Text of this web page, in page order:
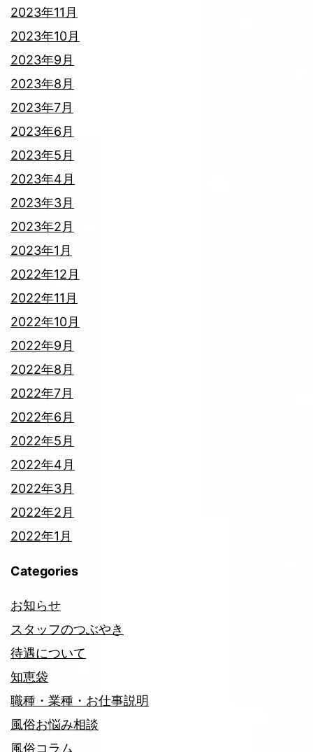
2023年11月
2023年10月
2023年9月
2023年8月
2023年7月
2023年6月
2023年5月
2023年4月
2023年3月
2023年2月
2023年1月
2022年12月
2022年11月
2022年10月
2022年9月
2022年8月
2022年7月
2022年6月
2022年5月
2022年4月
2022年3月
2022年2月
2022年1月
Categories
お知らせ
スタッフのつぶやき
待遇について
知恵袋
職種・業種・お仕事説明
風俗お悩み相談
風俗コラム